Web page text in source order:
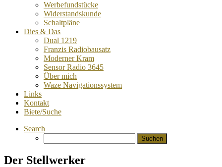
Werbefundstücke
Widerstandskunde
Schaltpläne
Dies & Das
Dual 1219
Franzis Radiobausatz
Moderner Kram
Sensor Radio 3645
Über mich
Waze Navigationssystem
Links
Kontakt
Biete/Suche
Search
nach:
Der Stellwerker